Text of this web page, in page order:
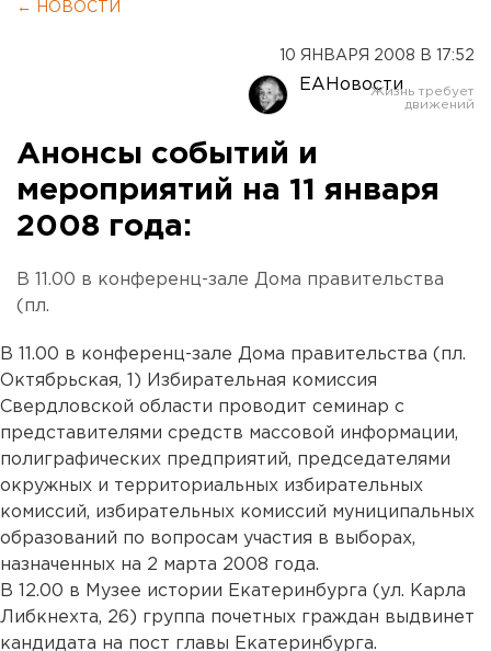
← НОВОСТИ
10 ЯНВАРЯ 2008 В 17:52
ЕАНовости
Анонсы событий и
мероприятий на 11 января
2008 года:
В 11.00 в конференц-зале Дома правительства
(пл.
В 11.00 в конференц-зале Дома правительства (пл.
Октябрьская, 1) Избирательная комиссия
Свердловской области проводит семинар с
представителями средств массовой информации,
полиграфических предприятий, председателями
окружных и территориальных избирательных
комиссий, избирательных комиссий муниципальных
образований по вопросам участия в выборах,
назначенных на 2 марта 2008 года.
В 12.00 в Музее истории Екатеринбурга (ул. Карла
Либкнехта, 26) группа почетных граждан выдвинет
кандидата на пост главы Екатеринбурга.